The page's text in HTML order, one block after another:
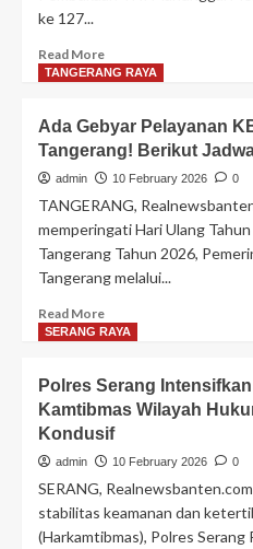
dari
Sungai
ke 127...
Read MoreRead
more
Irup,
Bupati
Serang
Ratu
Zakiyah
Harap
TMMD
ke-
Tepat
Sasaran,
dan
Tepat
Guna
TANGERANG RAYA
Ada Gebyar Pelayanan
Tangerang! Berikut
admin 10 February 2026 0
TANGERANG,
memperingati Hari Ulang
Tangerang Tahun 2026,
Tangerang melalui...
Read MoreRead
more
Gebyar
Pelayanan
KB
Gratis
Kota
Tangerang!
Berikut
SERANG RAYA
Polres Serang
Kamtibmas Wilayah
Kondusif
admin 10 February 2026 0
SERANG,
stabilitas keamanan dan
(Harkamtibmas), Polres Serang